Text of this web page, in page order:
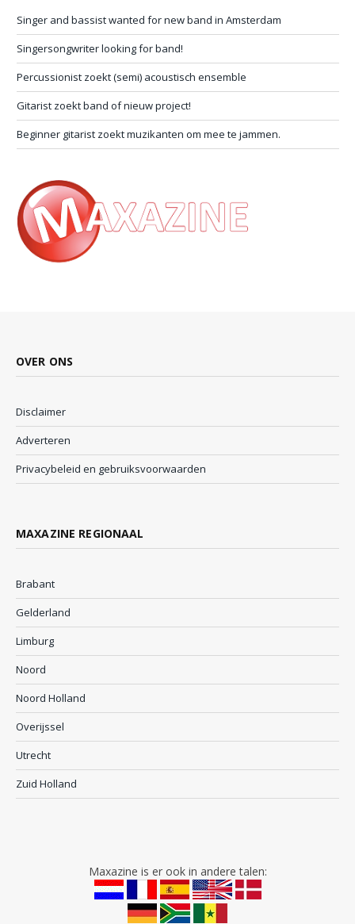
Singer and bassist wanted for new band in Amsterdam
Singersongwriter looking for band!
Percussionist zoekt (semi) acoustisch ensemble
Gitarist zoekt band of nieuw project!
Beginner gitarist zoekt muzikanten om mee te jammen.
OVER ONS
Disclaimer
Adverteren
Privacybeleid en gebruiksvoorwaarden
MAXAZINE REGIONAAL
Brabant
Gelderland
Limburg
Noord
Noord Holland
Overijssel
Utrecht
Zuid Holland
Maxazine is er ook in andere talen: